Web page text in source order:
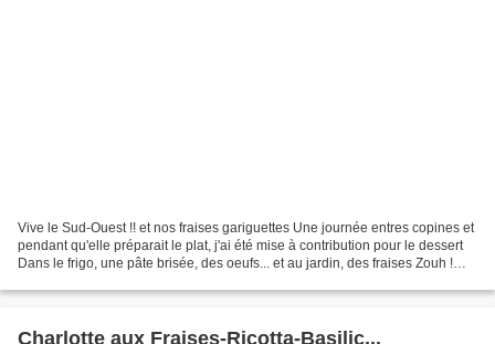
Vive le Sud-Ouest !! et nos fraises gariguettes Une journée entres copines et
pendant qu'elle préparait le plat, j'ai été mise à contribution pour le dessert
Dans le frigo, une pâte brisée, des oeufs... et au jardin, des fraises Zouh !
Charlotte aux Fraises-Ricotta-Basilic...